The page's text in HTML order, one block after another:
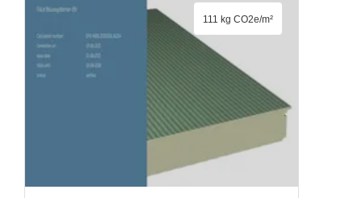
111 kg CO2e/m²